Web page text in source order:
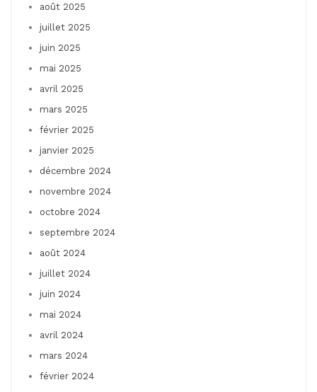
août 2025
juillet 2025
juin 2025
mai 2025
avril 2025
mars 2025
février 2025
janvier 2025
décembre 2024
novembre 2024
octobre 2024
septembre 2024
août 2024
juillet 2024
juin 2024
mai 2024
avril 2024
mars 2024
février 2024